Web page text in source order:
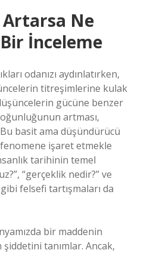
Artarsa Ne
İnceleme
odanızı aydınlatırken,
titreşimlerine kulak
gücüne benzer
artması,
Bu basit ama düşündürücü
işaret etmekle
tarihinin temel
“gerçeklik nedir?” ve
felsefi tartışmaları da
bir maddenin
tanımlar. Ancak,